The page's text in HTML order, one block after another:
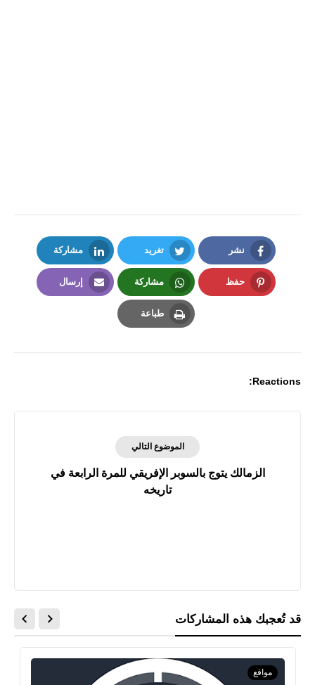
نشر
Facebook
تغريد
Twitter
مشاركة
LinkedIn
حفظ مشاركة
Whatsapp
إرسال
طباعة
Reactions:
الموضوع التالي
الزمالك يتوج بالسوبر الإفريقي للمرة الرابعة في
تاريخه
قد تُعجبك هذه المشاركات
مواقع